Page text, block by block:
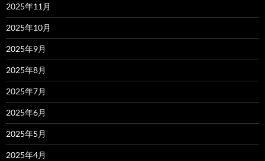
2025年11月
2025年10月
2025年9月
2025年8月
2025年7月
2025年6月
2025年5月
2025年4月